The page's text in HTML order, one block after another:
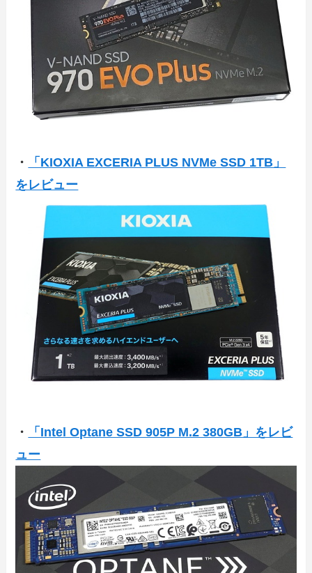
・
「KIOXIA EXCERIA PLUS NVMe SSD 1TB」
をレビュー
・
「Intel Optane SSD 905P M.2 380GB」をレビ
ュー